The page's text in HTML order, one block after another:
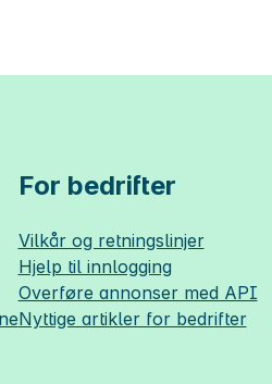
For bedrifter
Vilkår og retningslinjer
Hjelp til innlogging
Overføre annonser med API
Nyttige artikler for bedrifter